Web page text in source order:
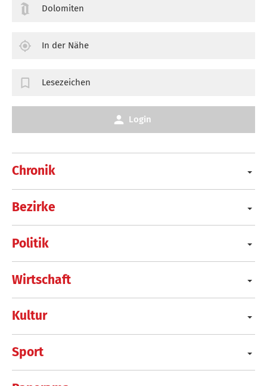
Chronik
Bezirke
Politik
Wirtschaft
Kultur
Sport
Dolomiten
In der Nähe
Lesezeichen
Login